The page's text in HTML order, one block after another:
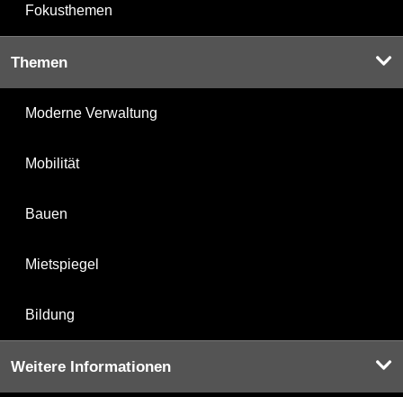
Fokusthemen
Themen
Moderne Verwaltung
Mobilität
Bauen
Mietspiegel
Bildung
Weitere Informationen